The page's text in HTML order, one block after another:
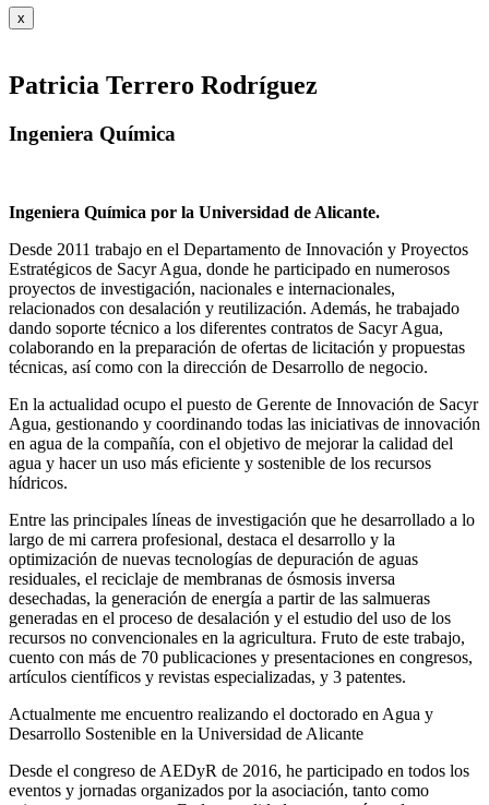
x
Patricia Terrero Rodríguez
Ingeniera Química
Ingeniera Química por la Universidad de Alicante.
Desde 2011 trabajo en el Departamento de Innovación y Proyectos
Estratégicos de Sacyr Agua, donde he participado en numerosos
proyectos de investigación, nacionales e internacionales,
relacionados con desalación y reutilización. Además, he trabajado
dando soporte técnico a los diferentes contratos de Sacyr Agua,
colaborando en la preparación de ofertas de licitación y propuestas
técnicas, así como con la dirección de Desarrollo de negocio.
En la actualidad ocupo el puesto de Gerente de Innovación de Sacyr
Agua, gestionando y coordinando todas las iniciativas de innovación
en agua de la compañía, con el objetivo de mejorar la calidad del
agua y hacer un uso más eficiente y sostenible de los recursos
hídricos.
Entre las principales líneas de investigación que he desarrollado a lo
largo de mi carrera profesional, destaca el desarrollo y la
optimización de nuevas tecnologías de depuración de aguas
residuales, el reciclaje de membranas de ósmosis inversa
desechadas, la generación de energía a partir de las salmueras
generadas en el proceso de desalación y el estudio del uso de los
recursos no convencionales en la agricultura. Fruto de este trabajo,
cuento con más de 70 publicaciones y presentaciones en congresos,
artículos científicos y revistas especializadas, y 3 patentes.
Actualmente me encuentro realizando el doctorado en Agua y
Desarrollo Sostenible en la Universidad de Alicante
Desde el congreso de AEDyR de 2016, he participado en todos los
eventos y jornadas organizados por la asociación, tanto como